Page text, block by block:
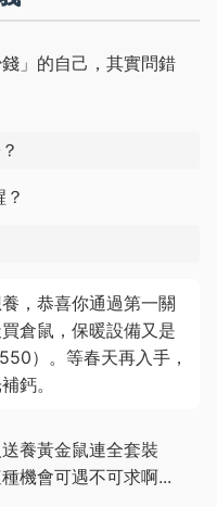
」的自己，其實問錯
，恭喜你通過第一關
倉鼠，保暖設備又是
）。等春天再入手，
鈣。
養黃金鼠連全套裝
機會可遇不可求啊...